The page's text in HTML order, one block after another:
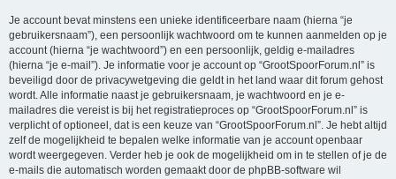
Je account bevat minstens een unieke identificeerbare naam (hierna “je
gebruikersnaam”), een persoonlijk wachtwoord om te kunnen aanmelden op je
account (hierna “je wachtwoord”) en een persoonlijk, geldig e-mailadres
(hierna “je e-mail”). Je informatie voor je account op “GrootSpoorForum.nl” is
beveiligd door de privacywetgeving die geldt in het land waar dit forum gehost
wordt. Alle informatie naast je gebruikersnaam, je wachtwoord en je e-
mailadres die vereist is bij het registratieproces op “GrootSpoorForum.nl” is
verplicht of optioneel, dat is een keuze van “GrootSpoorForum.nl”. Je hebt altijd
zelf de mogelijkheid te bepalen welke informatie van je account openbaar
wordt weergegeven. Verder heb je ook de mogelijkheid om in te stellen of je de
e-mails die automatisch worden gemaakt door de phpBB-software wil